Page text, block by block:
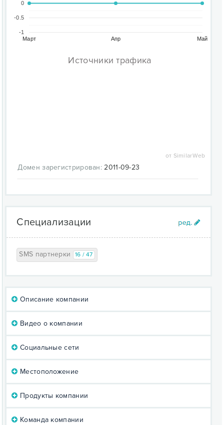
Март Апр Май
-1
-0.5
0
Источники трафика
от SimilarWeb
Домен зарегистрирован: 2011-09-23
Специализации
SMS партнерки 16 / 47
Описание компании
Видео о компании
Социальные сети
Местоположение
Продукты компании
Команда компании